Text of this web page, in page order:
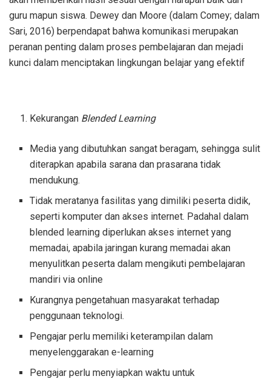
guru mapun siswa. Dewey dan Moore (dalam Comey; dalam
Sari, 2016) berpendapat bahwa komunikasi merupakan
peranan penting dalam proses pembelajaran dan mejadi
kunci dalam menciptakan lingkungan belajar yang efektif
Kekurangan Blended Learning
Media yang dibutuhkan sangat beragam, sehingga sulit
diterapkan apabila sarana dan prasarana tidak
mendukung.
Tidak meratanya fasilitas yang dimiliki peserta didik,
seperti komputer dan akses internet. Padahal dalam
blended learning diperlukan akses internet yang
memadai, apabila jaringan kurang memadai akan
menyulitkan peserta dalam mengikuti pembelajaran
mandiri via online
Kurangnya pengetahuan masyarakat terhadap
penggunaan teknologi.
Pengajar perlu memiliki keterampilan dalam
menyelenggarakan e-learning
Pengajar perlu menyiapkan waktu untuk